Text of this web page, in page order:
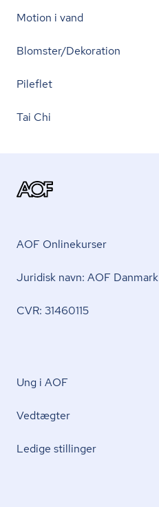
Motion i vand
Blomster/Dekoration
Pileflet
Tai Chi
AOF Onlinekurser
Juridisk navn: AOF Danmark
CVR: 31460115
Ung i AOF
Vedtægter
Ledige stillinger